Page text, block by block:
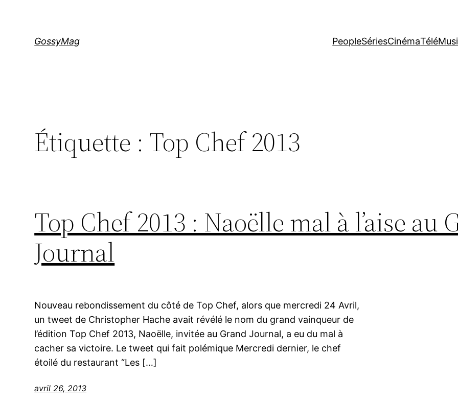
GossyMag PeopleSériesCinémaTélé
Étiquette : Top Chef 2013
Top Chef 2013 : Naoëlle mal à l’aise au
Journal
Nouveau rebondissement du côté de Top Chef, alors que mercredi 24 Avril,
un tweet de Christopher Hache avait révélé le nom du grand vainqueur de
l’édition Top Chef 2013, Naoëlle, invitée au Grand Journal, a eu du mal à
cacher sa victoire. Le tweet qui fait polémique Mercredi dernier, le chef
étoilé du restaurant “Les […]
avril 26, 2013